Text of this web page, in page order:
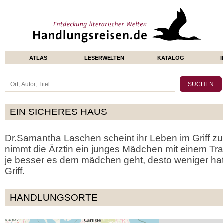
ATLAS LESERWELTEN KATALOG
EIN SICHERES HAUS
Dr.Samantha Laschen scheint ihr Leben im Griff
nimmt die Ärztin ein junges Mädchen mit einem
je besser es dem mädchen geht, desto weniger
Griff.
HANDLUNGSORTE